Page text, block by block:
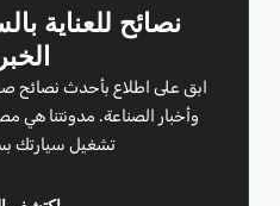
نصائح للعناية
ابق على اطلاع بأحدث نصائح
وأخبار الصناعة. مدونتنا
تشغيل سيارتك